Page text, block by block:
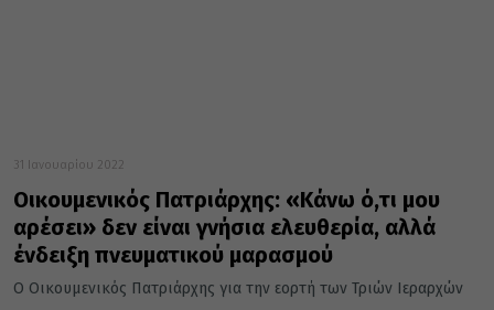
31 Ιανουαρίου 2022
Οικουμενικός Πατριάρχης: «Κάνω ό,τι μου
αρέσει» δεν είναι γνήσια ελευθερία, αλλά
ένδειξη πνευματικού μαρασμού
Ο Οικουμενικός Πατριάρχης για την εορτή των Τριών Ιεραρχών